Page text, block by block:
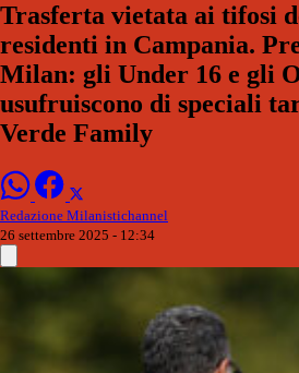
Trasferta vietata ai tifosi
residenti in Campania.
Milan: gli Under 16 e gli
usufruiscono di speciali
Verde Family
Redazione Milanistichannel
26 settembre 2025 - 12:34